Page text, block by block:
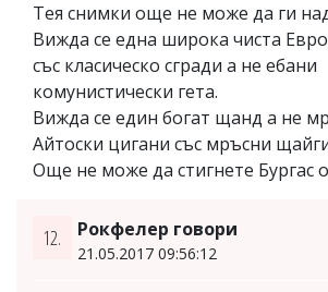
Тея снимки още не може да ги
Вижда се една широка чиста
със класическо сгради а не ебани
комунистически гета.
Вижда се един богат щанд а не
Айтоски цигани със мръсни
Още не може да стигнете Бургас
12. Рокфелер говори
21.05.2017 09:56:12